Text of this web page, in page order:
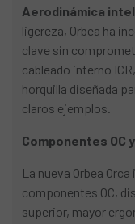
Aerodinámica
ligereza, Orbea ha
clave sin
cableado interno
horquilla diseñada
claros ejemplos.
Componentes OC
La nueva Orbea
componentes OC,
superior, mayor